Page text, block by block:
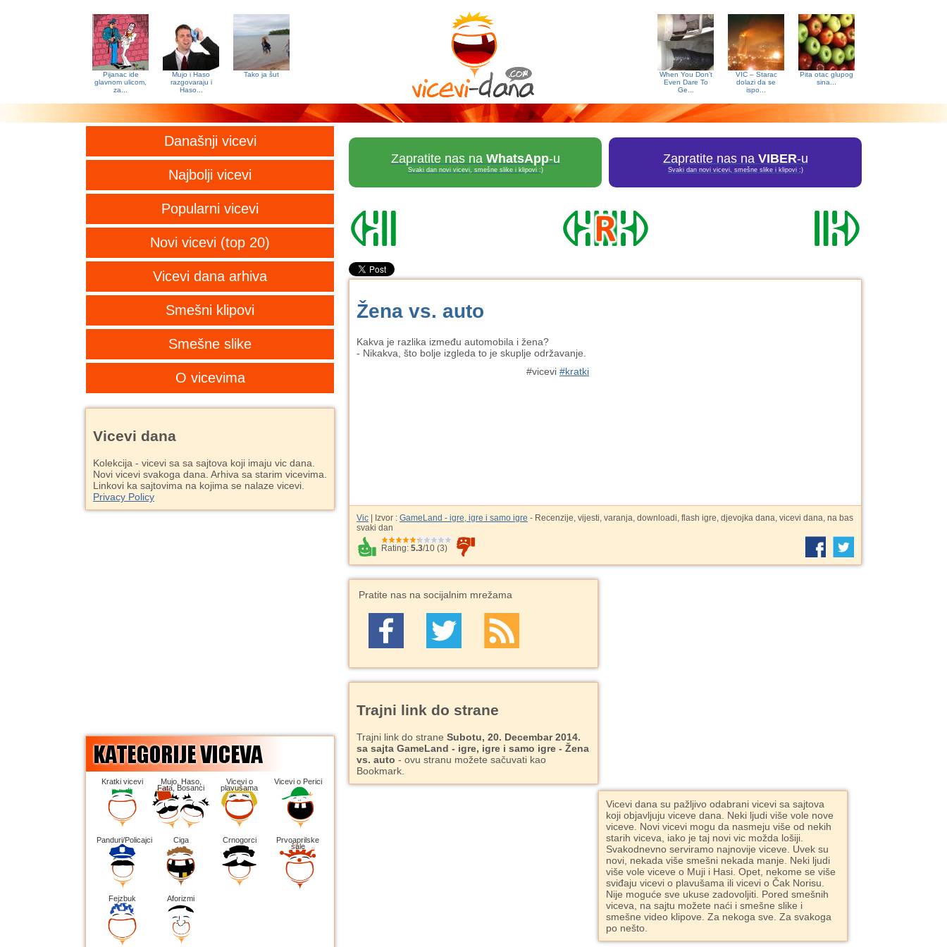
Pijanac ide
glavnom ulicom,
za...
Mujo i Haso
razgovaraju i
Haso...
Tako ja šut
Pita otac glupog
sina...
VIC – Starac
dolazi da se
ispo...
When You Don’t
Even Dare To
Ge...
Današnji vicevi
Najbolji vicevi
Popularni vicevi
Novi vicevi (top 20)
Vicevi dana arhiva
Smešni klipovi
Smešne slike
O vicevima
Zapratite nas na WhatsApp-u
Svaki dan novi vicevi, smešne slike i klipovi :)
Zapratite nas na VIBER-u
Svaki dan novi vicevi, smešne slike i klipovi :)
Žena vs. auto
Kakva je razlika između automobila i žena?
- Nikakva, što bolje izgleda to je skuplje održavanje.
#vicevi #kratki
Vic | Izvor : GameLand - igre, igre i samo igre - Recenzije, vijesti, varanja, downloadi, flash igre, djevojka dana, vicevi dana, na bas
svaki dan
Rating: 5.3/10 (3)
Pratite nas na socijalnim mrežama
Trajni link do strane
Trajni link do strane Subotu, 20. Decembar 2014.
sa sajta GameLand - igre, igre i samo igre - Žena
vs. auto - ovu stranu možete sačuvati kao
Bookmark.
Vicevi dana su pažljivo odabrani vicevi sa sajtova
koji objavljuju viceve dana. Neki ljudi više vole nove
viceve. Novi vicevi mogu da nasmeju više od nekih
starih viceva, iako je taj novi vic možda lošiji.
Svakodnevno serviramo najnovije viceve. Uvek su
novi, nekada više smešni nekada manje. Neki ljudi
više vole viceve o Muji i Hasi. Opet, nekome se više
sviđaju vicevi o plavušama ili vicevi o Čak Norisu.
Nije moguće sve ukuse zadovoljiti. Pored smešnih
viceva, na sajtu možete naći i smešne slike i
smešne video klipove. Za nekoga sve. Za svakoga
po nešto.
Vicevi dana
Kolekcija - vicevi sa sa sajtova koji imaju vic dana.
Novi vicevi svakoga dana. Arhiva sa starim vicevima.
Linkovi ka sajtovima na kojima se nalaze vicevi.
Privacy Policy
Kratki vicevi Mujo, Haso,
Fata, Bosanci
Vicevi o
plavušama
Vicevi o Perici
Panduri/Policajci Ciga Crnogorci Prvoaprilske
šale
Fejzbuk Aforizmi